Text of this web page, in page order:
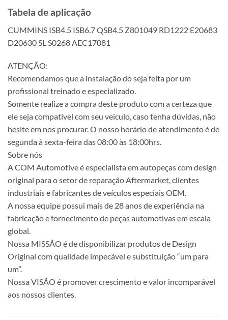
Tabela de aplicação
CUMMINS ISB4.5 ISB6.7 QSB4.5 Z801049 RD1222 E20683
D20630 SL S0268 AEC17081
ATENÇÃO:
Recomendamos que a instalação do seja feita por um
profissional treinado e especializado.
Somente realize a compra deste produto com a certeza que
ele seja compatível com seu veiculo, caso tenha dúvidas, não
hesite em nos procurar. O nosso horário de atendimento é de
segunda à sexta-feira das 08:00 às 18:00hrs.
Sobre nós
A COM Automotive é especialista em autopeças com design
original para o setor de reparação Aftermarket, clientes
industriais e fabricantes de veículos especiais OEM.
A nossa equipe possui mais de 28 anos de experiência na
fabricação e fornecimento de peças automotivas em escala
global.
Nossa MISSÃO é de disponibilizar produtos de Design
Original com qualidade impecável e substituição “um para
um”.
Nossa VISÃO é promover crescimento e valor incomparável
aos nossos clientes.